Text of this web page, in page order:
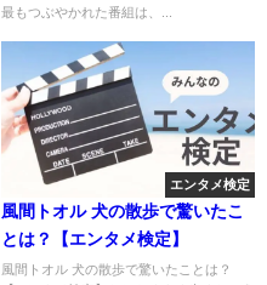
最もつぶやかれた番組は、...
エンタメ検定
風間トオル 犬の散歩で驚いたこ
とは？【エンタメ検定】
風間トオル 犬の散歩で驚いたことは？